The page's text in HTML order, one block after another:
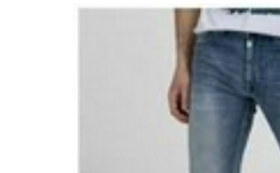
UNCLE[S]
Boardshop